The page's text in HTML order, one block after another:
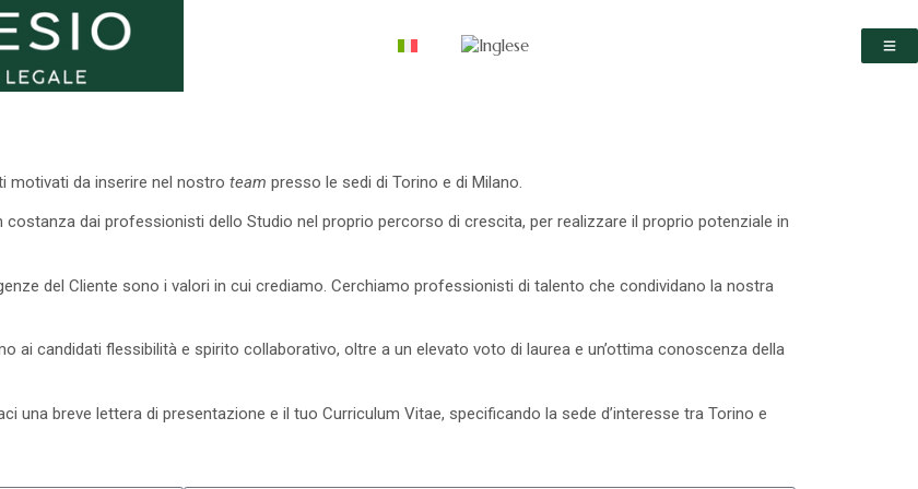
motivati da inserire nel nostro team presso le sedi di Torino e di Milano.
dai professionisti dello Studio nel proprio percorso di crescita, per realizzare il proprio potenziale in
del Cliente sono i valori in cui crediamo. Cerchiamo professionisti di talento che condividano la nostra
ai candidati flessibilità e spirito collaborativo, oltre a un elevato voto di laurea e un’ottima conoscenza della
una breve lettera di presentazione e il tuo Curriculum Vitae, specificando la sede d’interesse tra Torino e